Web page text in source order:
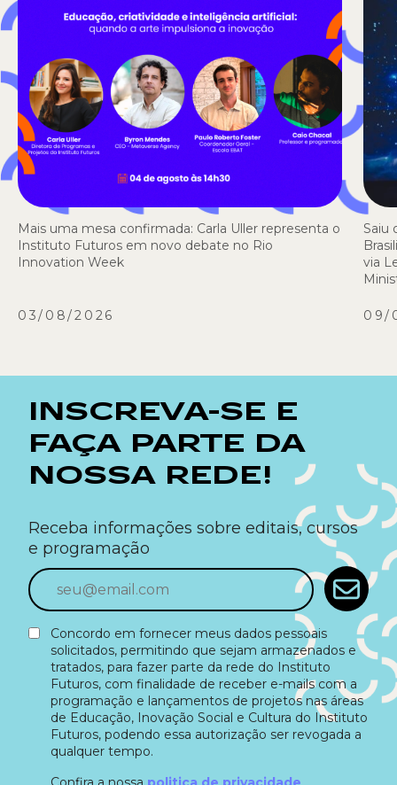
Mais uma mesa confirmada: Carla Uller representa o
Instituto Futuros em novo debate no Rio
Innovation Week
03/08/2026
Saiu
via
09/
INSCREVA-SE E
FAÇA PARTE DA
NOSSA REDE!
Receba informações sobre editais, cursos
e programação
Concordo em fornecer meus dados pessoais
solicitados, permitindo que sejam armazenados e
tratados, para fazer parte da rede do Instituto
Futuros, com finalidade de receber e-mails com a
programação e lançamentos de projetos nas áreas
de Educação, Inovação Social e Cultura do Instituto
Futuros, podendo essa autorização ser revogada a
qualquer tempo.